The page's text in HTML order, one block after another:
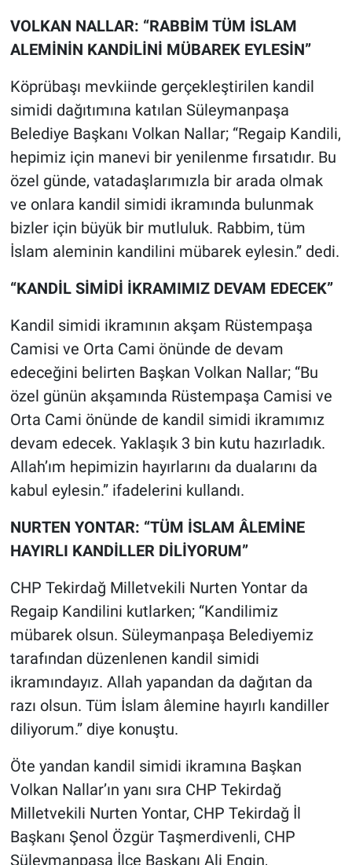
VOLKAN NALLAR: “RABBİM TÜM İSLAM
ALEMİNİN KANDİLİNİ MÜBAREK EYLESİN”
Köprübaşı mevkiinde gerçekleştirilen kandil
simidi dağıtımına katılan Süleymanpaşa
Belediye Başkanı Volkan Nallar; “Regaip Kandili,
hepimiz için manevi bir yenilenme fırsatıdır. Bu
özel günde, vatadaşlarımızla bir arada olmak
ve onlara kandil simidi ikramında bulunmak
bizler için büyük bir mutluluk. Rabbim, tüm
İslam aleminin kandilini mübarek eylesin.” dedi.
“KANDİL SİMİDİ İKRAMIMIZ DEVAM EDECEK”
Kandil simidi ikramının akşam Rüstempaşa
Camisi ve Orta Cami önünde de devam
edeceğini belirten Başkan Volkan Nallar; “Bu
özel günün akşamında Rüstempaşa Camisi ve
Orta Cami önünde de kandil simidi ikramımız
devam edecek. Yaklaşık 3 bin kutu hazırladık.
Allah’ım hepimizin hayırlarını da dualarını da
kabul eylesin.” ifadelerini kullandı.
NURTEN YONTAR: “TÜM İSLAM ÂLEMİNE
HAYIRLI KANDİLLER DİLİYORUM”
CHP Tekirdağ Milletvekili Nurten Yontar da
Regaip Kandilini kutlarken; “Kandilimiz
mübarek olsun. Süleymanpaşa Belediyemiz
tarafından düzenlenen kandil simidi
ikramındayız. Allah yapandan da dağıtan da
razı olsun. Tüm İslam âlemine hayırlı kandiller
diliyorum.” diye konuştu.
Öte yandan kandil simidi ikramına Başkan
Volkan Nallar’ın yanı sıra CHP Tekirdağ
Milletvekili Nurten Yontar, CHP Tekirdağ İl
Başkanı Şenol Özgür Taşmerdivenli, CHP
Süleymanpaşa İlçe Başkanı Ali Engin,